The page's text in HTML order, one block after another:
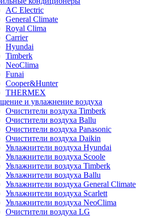
AC Electric
General Climate
Royal Clima
Carrier
Hyundai
Timberk
NeoClima
Funai
Cooper&Hunter
THERMEX
и увлажнение воздуха
Очистители воздуха Timberk
Очистители воздуха Ballu
Очистители воздуха Panasonic
Очистители воздуха Daikin
Увлажнители воздуха Hyundai
Увлажнители воздуха Scoole
Увлажнители воздуха Timberk
Увлажнители воздуха Ballu
Увлажнители воздуха General Climate
Увлажнители воздуха Scarlett
Увлажнители воздуха NeoClima
Очистители воздуха LG